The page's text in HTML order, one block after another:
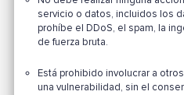
servicio o datos, incluidos los
prohíbe el DDoS, el spam, la
de fuerza bruta.
Está prohibido involucrar a
una vulnerabilidad, sin el